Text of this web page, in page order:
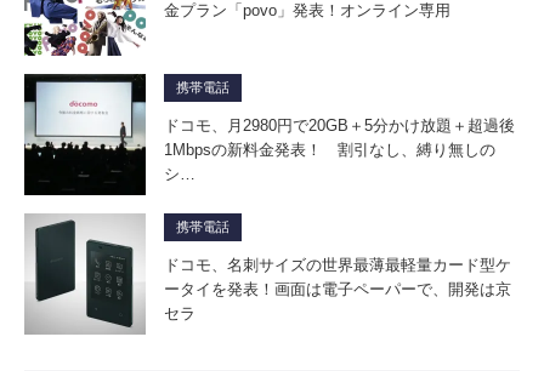
金プラン「povo」発表！オンライン専用
携帯電話
ドコモ、月2980円で20GB＋5分かけ放題＋超過後
1Mbpsの新料金発表！ 割引なし、縛り無しの
シ…
携帯電話
ドコモ、名刺サイズの世界最薄最軽量カード型ケ
ータイを発表！画面は電子ペーパーで、開発は京
セラ